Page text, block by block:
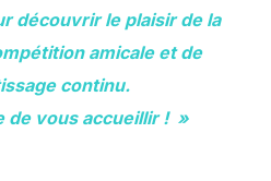
découvrir le plaisir de la
amicale et de
continu.
de vous accueillir ! »